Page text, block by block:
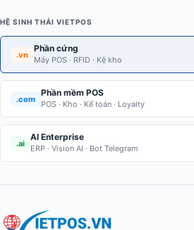
HỆ SINH THÁI VIETPOS
.vn
Phần cứng
Máy POS · RFID · Kệ kho
.com
Phần mềm POS
POS · Kho · Kế toán · Loyalty
.ai
AI Enterprise
ERP · Vision AI · Bot Telegram